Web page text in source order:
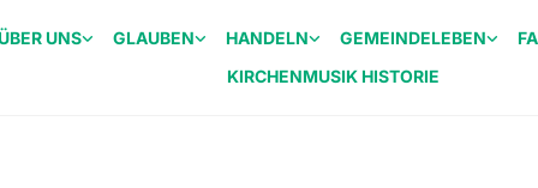
UNS GLAUBEN HANDELN GEMEINDELEBEN
KIRCHENMUSIK HISTORIE